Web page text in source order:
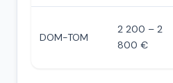
DOM-TOM
2 200 – 2
800 €